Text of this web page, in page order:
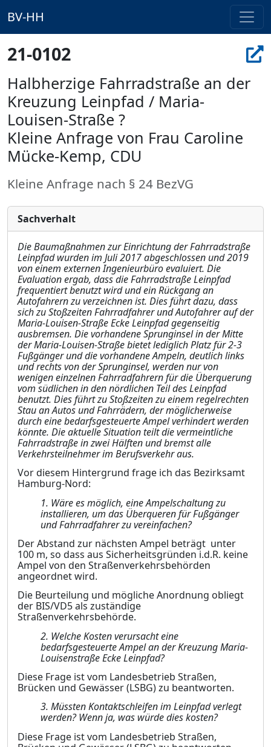
BV-HH
21-0102
Halbherzige Fahrradstraße an der
Kreuzung Leinpfad / Maria-
Louisen-Straße ?
Kleine Anfrage von Frau Caroline
Mücke-Kemp, CDU
Kleine Anfrage nach § 24 BezVG
Sachverhalt
Die Baumaßnahmen zur Einrichtung der Fahrradstraße
Leinpfad wurden im Juli 2017 abgeschlossen und 2019
von einem externen Ingenieurbüro evaluiert. Die
Evaluation ergab, dass die Fahrradstraße Leinpfad
frequentiert benutzt wird und ein Rückgang an
Autofahrern zu verzeichnen ist. Dies führt dazu, dass
sich zu Stoßzeiten Fahrradfahrer und Autofahrer auf der
Maria-Louisen-Straße Ecke Leinpfad gegenseitig
ausbremsen. Die vorhandene Sprunginsel in der Mitte
der Maria-Louisen-Straße bietet lediglich Platz für 2-3
Fußgänger und die vorhandene Ampeln, deutlich links
und rechts von der Sprunginsel, werden nur von
wenigen einzelnen Fahrradfahrern für die Überquerung
vom südlichen in den nördlichen Teil des Leinpfad
benutzt. Dies führt zu Stoßzeiten zu einem regelrechten
Stau an Autos und Fahrrädern, der möglicherweise
durch eine bedarfsgesteuerte Ampel verhindert werden
könnte. Die aktuelle Situation teilt die vermeintliche
Fahrradstraße in zwei Hälften und bremst alle
Verkehrsteilnehmer im Berufsverkehr aus.
Vor diesem Hintergrund frage ich das Bezirksamt
Hamburg-Nord:
1. Wäre es möglich, eine Ampelschaltung zu
installieren, um das Überqueren für Fußgänger
undFahrradfahrer zu vereinfachen?
Der Abstand zur nächsten Ampel beträgt unter
100 m, so dass aus Sicherheitsgründen i.d.R. keine
Ampel von den Straßenverkehrsbehörden
angeordnet wird.
Die Beurteilung und mögliche Anordnung obliegt
der BIS/VD5 als zuständige
Straßenverkehrsbehörde.
2. Welche Kosten verursacht eine
bedarfsgesteuerte Ampel an der Kreuzung Maria-
Louisenstraße Ecke Leinpfad?
Diese Frage ist vom Landesbetrieb Straßen,
Brücken und Gewässer (LSBG) zu beantworten.
3. Müssten Kontaktschleifen im Leinpfad verlegt
werden? Wenn ja, was würde dies kosten?
Diese Frage ist vom Landesbetrieb Straßen,